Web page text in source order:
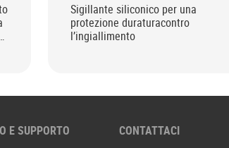
Sigillante siliconico per una
protezione duraturacontro
l’ingiallimento
E SUPPORTO CONTATTACI